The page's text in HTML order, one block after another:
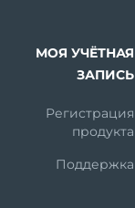
МОЯ УЧЁТНАЯ
ЗАПИСЬ
Регистрация
продукта
Поддержка